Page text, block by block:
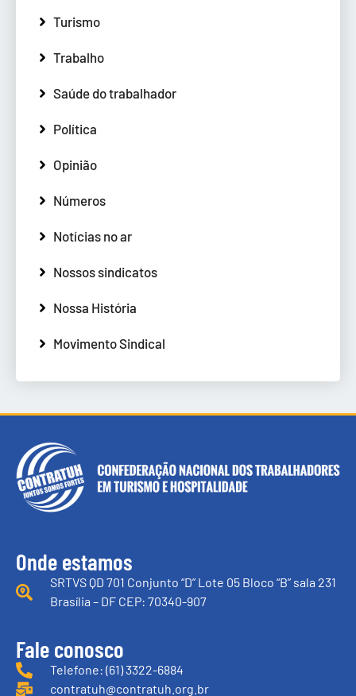
Turismo
Trabalho
Saúde do trabalhador
Política
Opinião
Números
Notícias no ar
Nossos sindicatos
Nossa História
Movimento Sindical
Onde estamos
SRTVS QD 701 Conjunto “D” Lote 05 Bloco “B” sala 231
Brasília – DF CEP: 70340-907
Fale conosco
Telefone: (61) 3322-6884
contratuh@contratuh.org.br